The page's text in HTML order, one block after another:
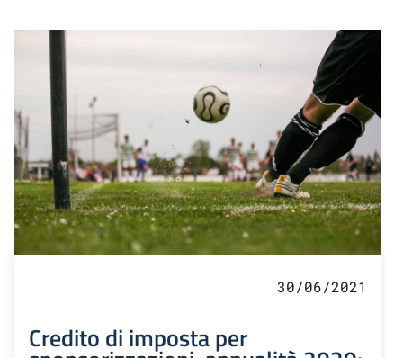
30/06/2021
Credito di imposta per